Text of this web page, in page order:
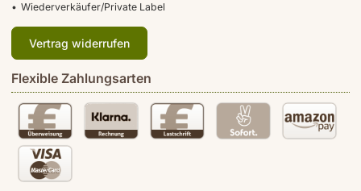
Wiederverkäufer/Private Label
Vertrag widerrufen
Flexible Zahlungsarten